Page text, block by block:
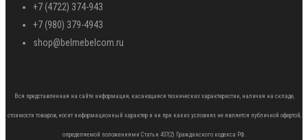
+7 (4722) 374-943
+7 (980) 379-4943
shop@belmebelcom.ru
Вся представленная на сайте информация, касающаяся технических характеристик, наличия на складе,
стоимости товаров, носит информационный характер и ни при каких условиях не является публичной офертой,
определяемой положениями Статьи 437(2) Гражданского кодекса РФ.